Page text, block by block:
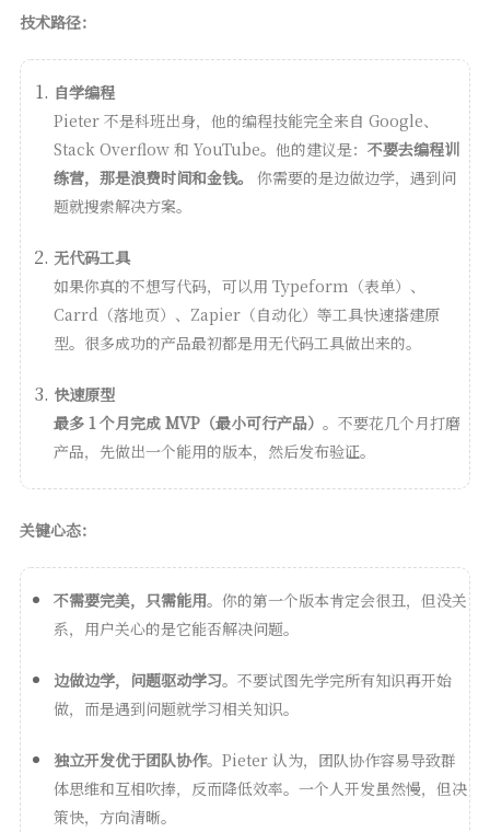
技术路径：
自学编程
Pieter 不是科班出身，他的编程技能完全来自 Google、
Stack Overflow 和 YouTube。他的建议是： 不要去编程训
练营，那是浪费时间和金钱。 你需要的是边做边学，遇到问
题就搜索解决方案。
无代码工具
如果你真的不想写代码，可以用 Typeform（表单）、
Carrd（落地页）、Zapier（自动化）等工具快速搭建原
型。很多成功的产品最初都是用无代码工具做出来的。
快速原型
最多 1 个月完成 MVP（最小可行产品） 。不要花几个月打磨
产品，先做出一个能用的版本，然后发布验证。
关键心态：
不需要完美，只需能用。你的第一个版本肯定会很丑，但没关
系，用户关心的是它能否解决问题。
边做边学，问题驱动学习。不要试图先学完所有知识再开始
做，而是遇到问题就学习相关知识。
独立开发优于团队协作。Pieter 认为，团队协作容易导致群
体思维和互相吹捧，反而降低效率。一个人开发虽然慢，但决
策快，方向清晰。